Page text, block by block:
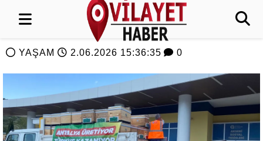
YAŞAM 2.06.2026 15:36:35 0